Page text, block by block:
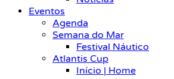
Eventos
Agenda
Semana do Mar
Festival Náutico
Atlantis Cup
Início | Home